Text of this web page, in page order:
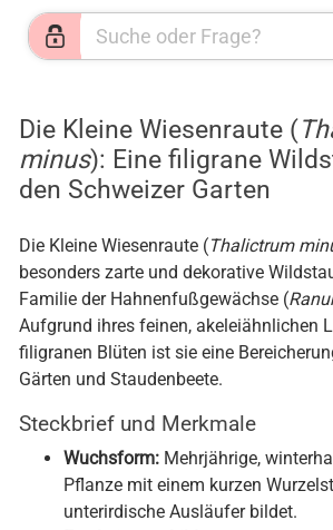
Die Kleine Wiesenraute (
minus): Eine filigrane
den Schweizer Garten
Die Kleine Wiesenraute ( Thalictrum
besonders zarte und dekorative
Familie der Hahnenfußgewächse (
Aufgrund ihres feinen, akeleiähnlichen
filigranen Blüten ist sie eine
Gärten und Staudenbeete.
Steckbrief und Merkmale
Wuchsform: Mehrjährige,
Pflanze mit einem kurzen
unterirdische Ausläufer bildet.